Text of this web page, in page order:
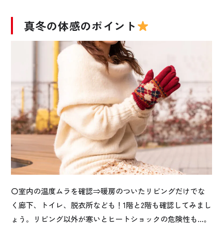
真冬の体感のポイント
〇室内の温度ムラを確認⇒暖房のついたリビングだけでな
く廊下、トイレ、脱衣所なども！1階と2階も確認してみまし
ょう。リビング以外が寒いとヒートショックの危険性も…。